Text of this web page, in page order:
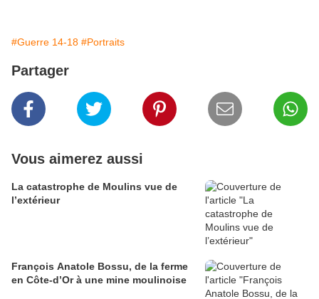
#Guerre 14-18 #Portraits
Partager
Vous aimerez aussi
La catastrophe de Moulins vue de
l’extérieur
François Anatole Bossu, de la ferme
en Côte-d’Or à une mine moulinoise